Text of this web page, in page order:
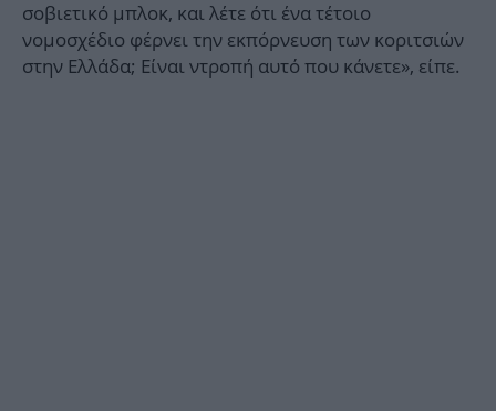
σοβιετικό μπλοκ, και λέτε ότι ένα τέτοιο
νομοσχέδιο φέρνει την εκπόρνευση των κοριτσιών
στην Ελλάδα; Είναι ντροπή αυτό που κάνετε», είπε.